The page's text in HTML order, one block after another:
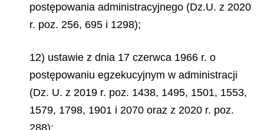
postępowania administracyjnego (Dz.U. z 2020
r. poz. 256, 695 i 1298);
12) ustawie z dnia 17 czerwca 1966 r. o
postępowaniu egzekucyjnym w administracji
(Dz. U. z 2019 r. poz. 1438, 1495, 1501, 1553,
1579, 1798, 1901 i 2070 oraz z 2020 r. poz.
288);